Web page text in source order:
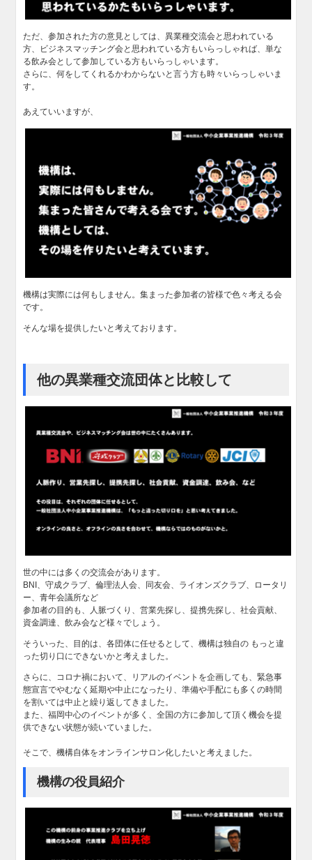
ただ、参加された方の意見としては、異業種交流会と思われている
方、ビジネスマッチング会と思われている方もいらっしゃれば、単な
る飲み会として参加している方もいらっしゃいます。
さらに、何をしてくれるかわからないと言う方も時々いらっしゃいま
す。
あえていいますが、
機構は実際には何もしません。集まった参加者の皆様で色々考える会
です。
そんな場を提供したいと考えております。
他の異業種交流団体と比較して
世の中には多くの交流会があります。
BNI、守成クラブ、倫理法人会、同友会、ライオンズクラブ、ロータリ
ー、青年会議所など
参加者の目的も、人脈づくり、営業先探し、提携先探し、社会貢献、
資金調達、飲み会など様々でしょう。
そういった、目的は、各団体に任せるとして、機構は独自の もっと違
った切り口にできないかと考えました。
さらに、コロナ禍において、リアルのイベントを企画しても、緊急事
態宣言でやむなく延期や中止になったり、準備や手配にも多くの時間
を割いては中止と繰り返してきました。
また、福岡中心のイベントが多く、全国の方に参加して頂く機会を提
供できない状態が続いていました。
そこで、機構自体をオンラインサロン化したいと考えました。
機構の役員紹介